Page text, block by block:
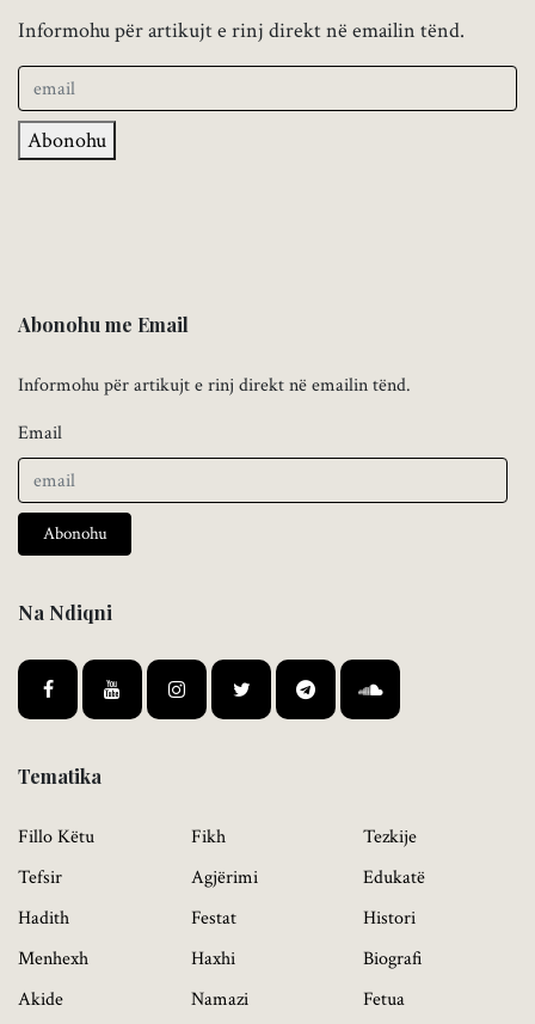
Informohu për artikujt e rinj direkt në emailin tënd.
Abonohu
Abonohu me Email
Informohu për artikujt e rinj direkt në emailin tënd.
Email
Abonohu
Na Ndiqni
Tematika
Fillo Këtu
Tefsir
Hadith
Menhexh
Akide
Fikh
Agjërimi
Festat
Haxhi
Namazi
Tezkije
Edukatë
Histori
Biografi
Fetua